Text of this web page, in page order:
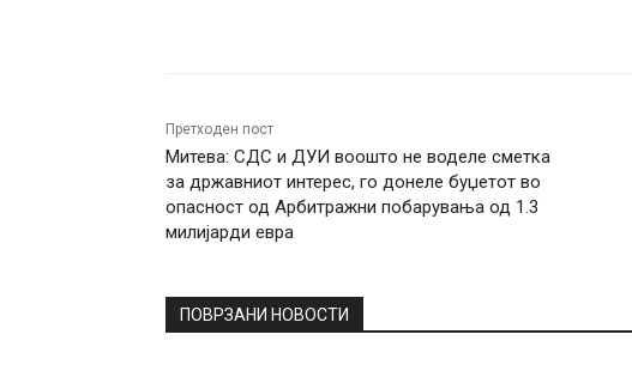
Претходен пост
Митева: СДС и ДУИ воошто не воделе сметка
за државниот интерес, го донеле буџетот во
опасност од Арбитражни побарувања од 1.3
милијарди евра
ПОВРЗАНИ НОВОСТИ